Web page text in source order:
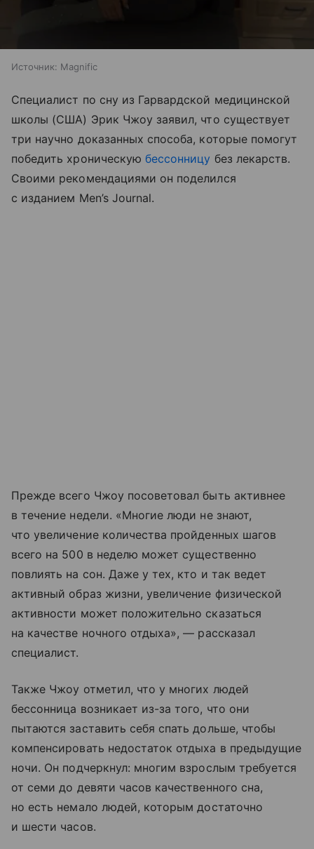
Источник: Magnific
Специалист по сну из Гарвардской медицинской
школы (США) Эрик Чжоу заявил, что существует
три научно доказанных способа, которые помогут
победить хроническуюбессонницу без лекарств.
Своими рекомендациями он поделился
с изданием Men’s Journal.
Прежде всего Чжоу посоветовал быть активнее
в течение недели. «Многие люди не знают,
что увеличение количества пройденных шагов
всего на 500 в неделю может существенно
повлиять на сон. Даже у тех, кто и так ведет
активный образ жизни, увеличение физической
активности может положительно сказаться
на качестве ночного отдыха», — рассказал
специалист.
Также Чжоу отметил, что у многих людей
бессонница возникает из-за того, что они
пытаются заставить себя спать дольше, чтобы
компенсировать недостаток отдыха в предыдущие
ночи. Он подчеркнул: многим взрослым требуется
от семи до девяти часов качественного сна,
но есть немало людей, которым достаточно
и шести часов.